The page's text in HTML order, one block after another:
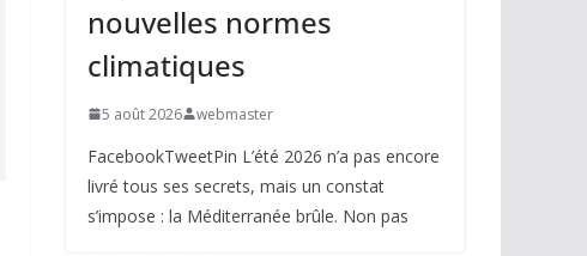
nouvelles normes
climatiques
5 août 2026 webmaster
FacebookTweetPin L’été 2026 n’a pas encore
livré tous ses secrets, mais un constat
s’impose : la Méditerranée brûle. Non pas